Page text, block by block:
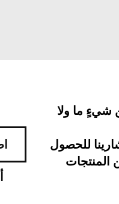
ما ولا
للحصول
المنتجات